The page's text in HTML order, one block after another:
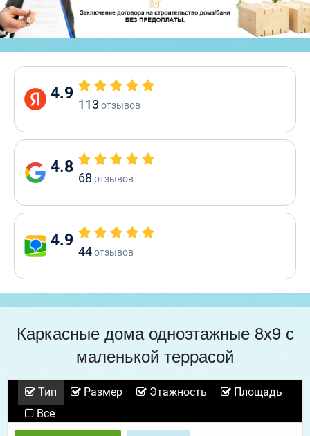
4.9
113 отзывов
4.8
68 отзывов
4.9
44отзывов
Каркасные дома одноэтажные 8х9 с
маленькой террасой
Тип Размер Этажность
Площадь
Все